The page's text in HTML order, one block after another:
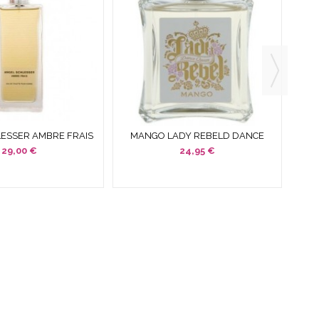
AMBRE FRAIS
EDT 100 ML SPRAY...
29,00 €
MANGO LADY REBELD DANCE
QUEEN EDT 100 ML SPRAY SIN
24,95 €